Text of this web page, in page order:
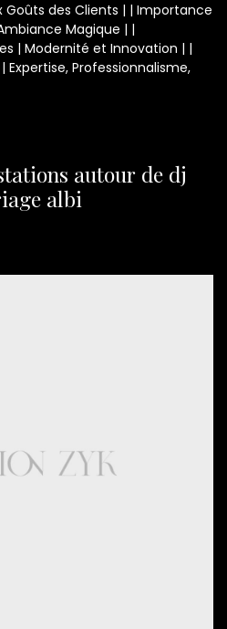
Goûts des Clients | | Importance
Magique | |
| Modernité et Innovation | |
Expertise, Professionnalisme,
autour de dj
albi